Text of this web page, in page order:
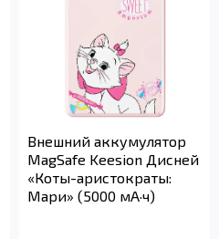
Внешний аккумулятор
MagSafe Keesion Дисней
«Коты-аристократы:
Мари» (5000 мА·ч)